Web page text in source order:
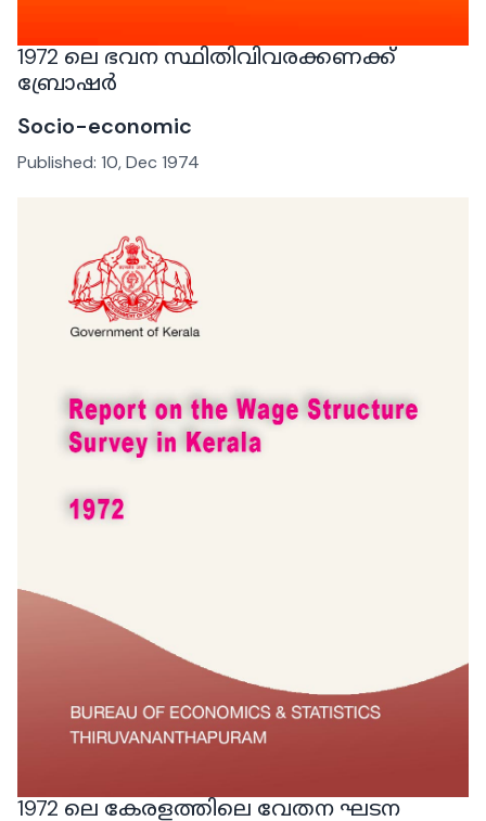
1972 ലെ ഭവന സ്ഥിതിവിവരക്കണക്ക്
ബ്രോഷർ
Socio-economic
Published: 10, Dec 1974
1972 ലെ കേരളത്തിലെ വേതന ഘടന